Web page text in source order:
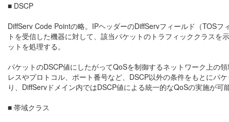
■ DSCP
DiffServ Code Pointの略。IPヘッダーのDiffServフィールド（TOS
トを受信した機器に対して、該当パケットのトラフィッククラス
ットを処理する。
パケットのDSCP値にしたがってQoSを制御するネットワーク上の
レスやプロトコル、ポート番号など、DSCP以外の条件をもとにパ
り、DiffServドメイン内ではDSCP値による統一的なQoSの実施が可
■ 帯域クラス